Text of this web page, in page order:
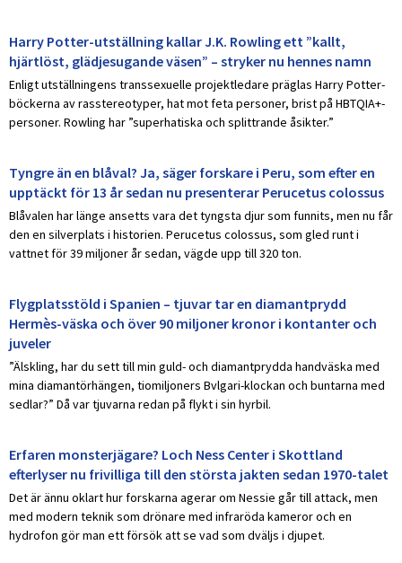
Harry Potter-utställning kallar J.K. Rowling ett ”kallt,
hjärtlöst, glädjesugande väsen” – stryker nu hennes namn
Enligt utställningens transsexuelle projektledare präglas Harry Potter-
böckerna av rasstereotyper, hat mot feta personer, brist på HBTQIA+-
personer. Rowling har ”superhatiska och splittrande åsikter.”
Tyngre än en blåval? Ja, säger forskare i Peru, som efter en
upptäckt för 13 år sedan nu presenterar Perucetus colossus
Blåvalen har länge ansetts vara det tyngsta djur som funnits, men nu får
den en silverplats i historien. Perucetus colossus, som gled runt i
vattnet för 39 miljoner år sedan, vägde upp till 320 ton.
Flygplatsstöld i Spanien – tjuvar tar en diamantprydd
Hermès-väska och över 90 miljoner kronor i kontanter och
juveler
”Älskling, har du sett till min guld- och diamantprydda handväska med
mina diamantörhängen, tiomiljoners Bvlgari-klockan och buntarna med
sedlar?” Då var tjuvarna redan på flykt i sin hyrbil.
Erfaren monsterjägare? Loch Ness Center i Skottland
efterlyser nu frivilliga till den största jakten sedan 1970-talet
Det är ännu oklart hur forskarna agerar om Nessie går till attack, men
med modern teknik som drönare med infraröda kameror och en
hydrofon gör man ett försök att se vad som dväljs i djupet.